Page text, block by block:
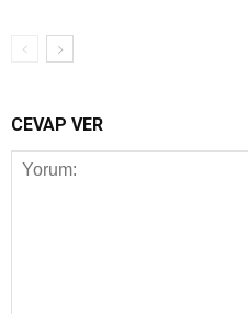
CEVAP VER